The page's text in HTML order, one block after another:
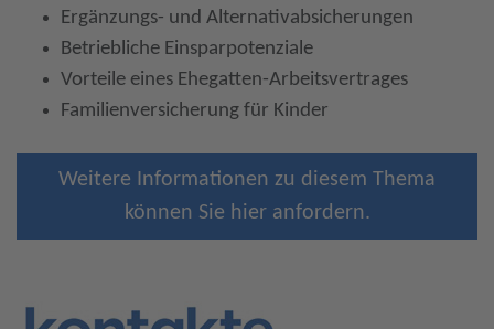
Ergänzungs- und Alternativabsicherungen
Betriebliche Einsparpotenziale
Vorteile eines Ehegatten-Arbeitsvertrages
Familienversicherung für Kinder
Weitere Informationen zu diesem Thema
können Sie hier anfordern.